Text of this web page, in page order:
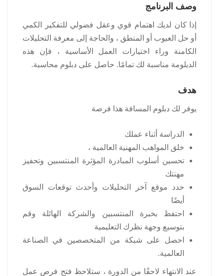
وصف البرنامج
إذا كان لديك اهتمام قوي وعقل فضولي للتفكير الكمي
أو حل العيوب أو المنطق ، والحاجة إلى معرفة التحليلات
الكامنة وراء اختيارات العمل الأساسية ، فإن هذه
الدبلومة مناسبة لك تمامًا. حاصل على دبلوم محاسبة.
هدف
يوفر لك دبلوم المسافة هذا فرصة
الدراسة أثناء عملك
خلق المواهب المهنية العالمية ،
تحسين أسلوب المبادرة المؤثرة المنتسبين وتحفيز
مهنتك
حدد موقع آخر التحليلات وأحدث توقعات السوق
أيضًا
احتفظ بخبرة المنتسبين والشركة الهائلة وقم
بتوسيع وجهة نظرك التعليمية
احصل على شبكة من المتخصصين في الصناعة
العالمية.
عند الانتهاء لاحقًا من الدورة ، ستلاحظ فتح فرص عمل